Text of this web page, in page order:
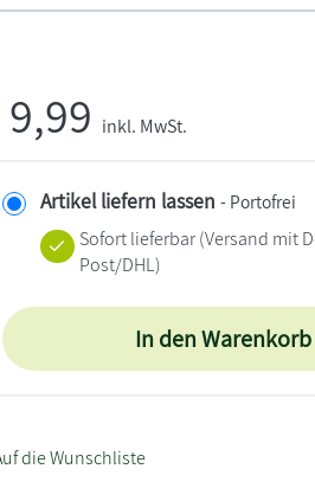
9,99 inkl. MwSt.
Artikel liefern lassen - Portofrei
Sofort lieferbar(Versand mit
Post/DHL)
In den Warenkorb
die Wunschliste